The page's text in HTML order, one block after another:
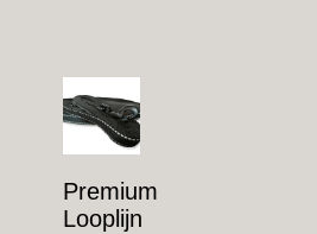
Premium
Looplijn